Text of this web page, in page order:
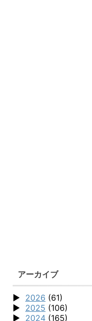
アーカイブ
2026 (61)
2025 (106)
2024 (165)